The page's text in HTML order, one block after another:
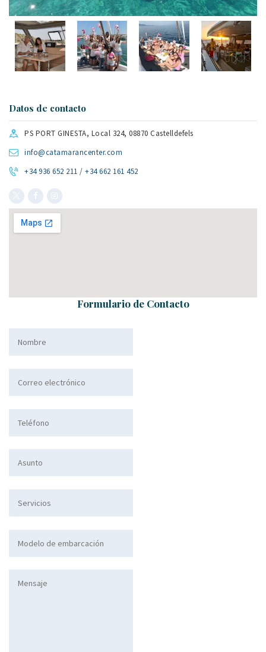
Datos de contacto
PS PORT GINESTA, Local 324, 08870 Castelldefels
info@catamarancenter.com
+34 936 652 211 / +34 662 161 452
Formulario de Contacto